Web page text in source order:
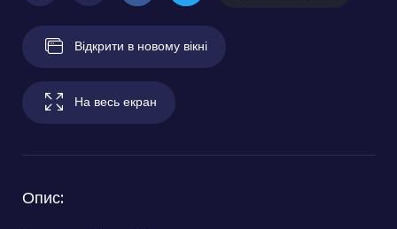
Відкрити в новому вікні
На весь екран
Опис: